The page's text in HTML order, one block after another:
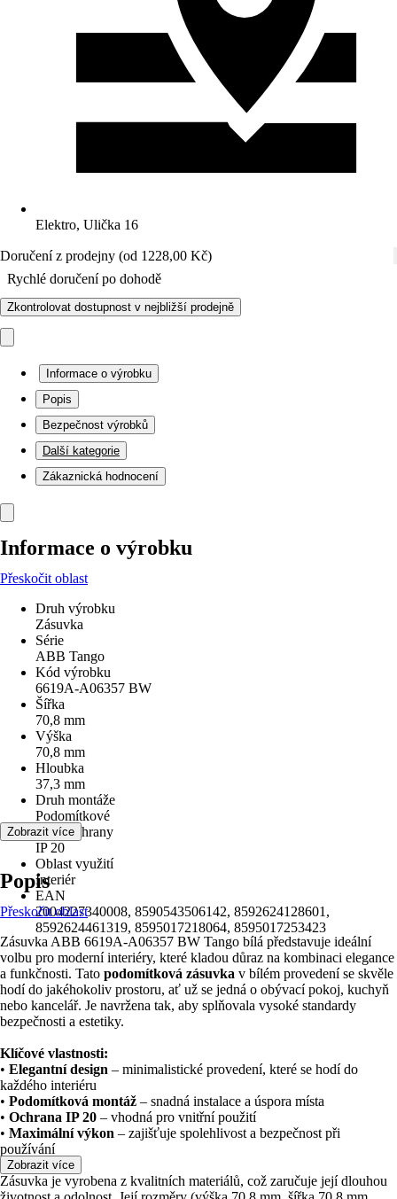
Elektro, Ulička 16
Doručení z prodejny (od 1228,00 Kč)
Rychlé doručení po dohodě
Zkontrolovat dostupnost v nejbližší prodejně
Informace o výrobku
Popis
Bezpečnost výrobků
Další kategorie
Zákaznická hodnocení
Informace o výrobku
Přeskočit oblast
Druh výrobku
Zásuvka
Série
ABB Tango
Kód výrobku
6619A-A06357 BW
Šířka
70,8 mm
Výška
70,8 mm
Hloubka
37,3 mm
Druh montáže
Podomítkové
Druh ochrany
IP 20
Oblast využití
Interiér
EAN
2004227340008, 8590543506142, 8592624128601,
8592624461319, 8595017218064, 8595017253423
Zobrazit více
Popis
Přeskočit oblast
Zásuvka ABB 6619A-A06357 BW Tango bílá představuje ideální
volbu pro moderní interiéry, které kladou důraz na kombinaci elegance
a funkčnosti. Tato podomítková zásuvka v bílém provedení se skvěle
hodí do jakéhokoliv prostoru, ať už se jedná o obývací pokoj, kuchyň
nebo kancelář. Je navržena tak, aby splňovala vysoké standardy
bezpečnosti a estetiky.
Klíčové vlastnosti:
• Elegantní design – minimalistické provedení, které se hodí do
každého interiéru
• Podomítková montáž – snadná instalace a úspora místa
• Ochrana IP 20 – vhodná pro vnitřní použití
• Maximální výkon – zajišťuje spolehlivost a bezpečnost při
používání
Zásuvka je vyrobena z kvalitních materiálů, což zaručuje její dlouhou
Zobrazit více